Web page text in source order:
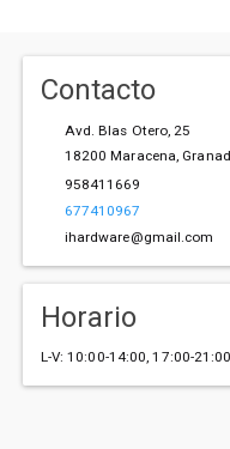
Contacto
Avd. Blas Otero, 25
18200 Maracena,
958411669
677410967
ihardware@gmail.com
Horario
L-V: 10:00-14:00, 17:00-21:00